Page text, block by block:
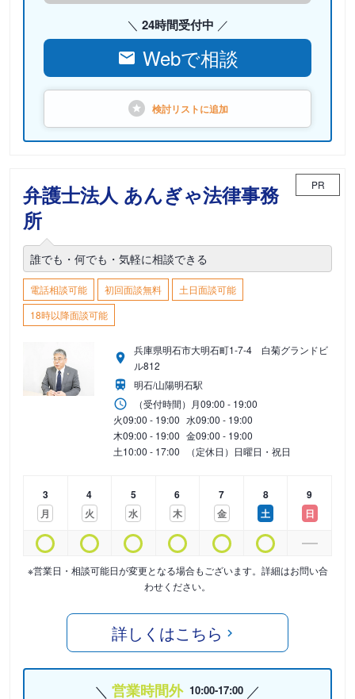
24時間受付中
Webで相談
検討リストに追加
弁護士法人 あんぎゃ法律事務
所
PR
誰でも・何でも・気軽に相談できる
電話相談可能 初回面談無料
土日面談可能
18時以降面談可能
兵庫県明石市大明石町1-7-4 白菊グランドビ
ル812
明石/山陽明石駅
（受付時間） 月09:00 - 19:00
火09:00 - 19:00 水09:00 - 19:00
木09:00 - 19:00 金09:00 - 19:00
土10:00 - 17:00 （定休日）日曜日・祝日
3
月
4
火
5
水
6
木
7
金
8
土
9
日
※営業日・相談可能日が変更となる場合もございます。詳細はお問い合
わせください。
詳しくはこちら
営業時間外 10:00-17:00